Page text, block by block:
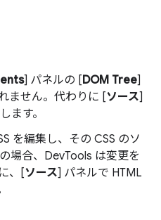
] パネルの [DOM Tree]
ません。代わりに [ソース]
ます。
を編集し、その CSS のソ
場合、DevTools は変更を
、[ソース] パネルで HTML